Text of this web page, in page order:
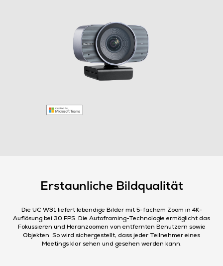
Erstaunliche Bildqualität
Die UC W31 liefert lebendige Bilder mit 5-fachem Zoom in 4K-
Auflösung bei 30 FPS. Die Autoframing-Technologie ermöglicht das
Fokussieren und Heranzoomen von entfernten Benutzern sowie
Objekten. So wird sichergestellt, dass jeder Teilnehmer eines
Meetings klar sehen und gesehen werden kann.